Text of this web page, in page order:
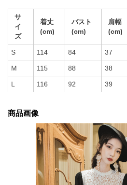
サ
イ
ズ
着丈
(cm)
バスト
(cm)
肩幅
(cm)
S 114 84 37
M 115 88 38
L 116 92 39
商品画像